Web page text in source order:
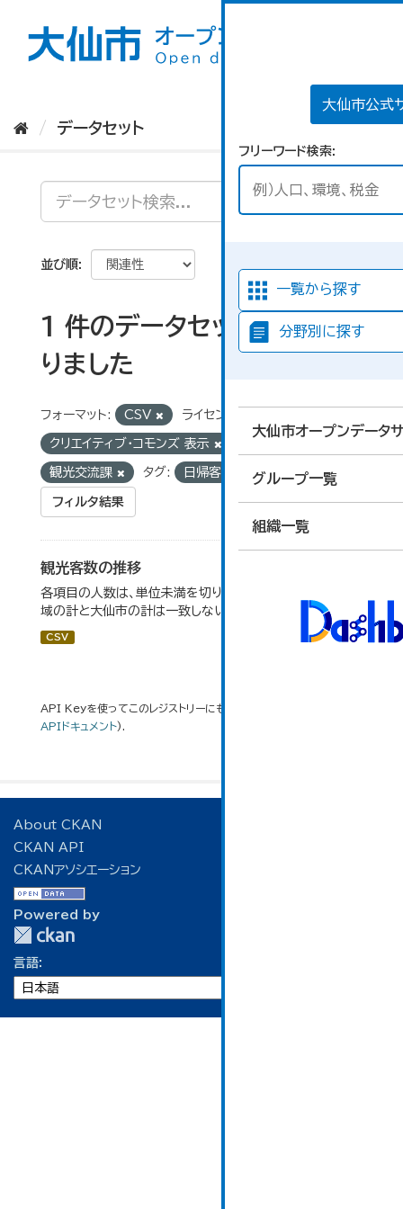
大仙市公式
フリーワード検索
一覧から探す
分野別に探す
大仙市オープンデータ
グループ一覧
組織一覧
データセット
並び順
1 件のデータセットが見つか
りました
フォーマット: CSV ライセンス:
クリエイティブ・コモンズ 表示
観光交流課 タグ: 日帰客数 宿泊客数
フィルタ結果
観光客数の推移
各項目の人数は、単位未満を切り捨てしているため、各地
域の計と大仙市の計は一致しない場合がある。
CSV
API Keyを使ってこのレジストリーにもアクセス可能です
APIドキュメント).
About CKAN
CKAN API
CKANアソシエーション
Powered by
言語